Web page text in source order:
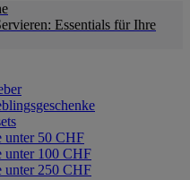
Essentials für Ihre
unter 50 CHF
unter 100 CHF
unter 250 CHF